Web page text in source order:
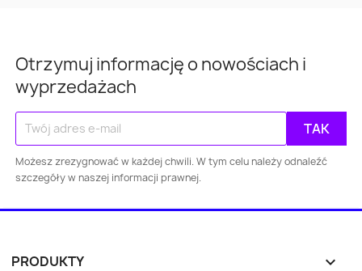
Otrzymuj informację o nowościach i
wyprzedażach
Możesz zrezygnować w każdej chwili. W tym celu należy odnaleźć
szczegóły w naszej informacji prawnej.
PRODUKTY 